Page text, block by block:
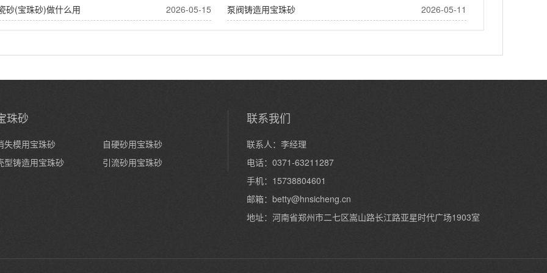
2026-05-15
砂(宝珠砂)做什么用 2026-05-11
泵阀铸造用宝珠砂
珠砂
失模用宝珠砂
自硬砂用宝珠砂
型铸造用宝珠砂
引流砂用宝珠砂
联系我们
联系人：李经理
电话：0371-63211287
手机：15738804601
邮箱： betty@hnsicheng.cn
地址：河南省郑州市二七区嵩山路长江路亚星时代广场1903室